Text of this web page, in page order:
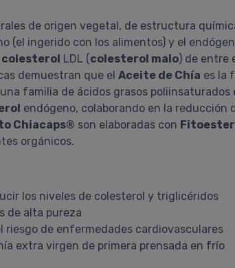
de origen vegetal, de estructura
(el ingerido con los alimentos) y el
colesterol LDL (colesterol malo) de entre
demuestran que el Aceite de Chía es la
familia de ácidos grasos
endógeno, colaborando en la reducción
Chiacaps® son elaboradas con
orgánicos.
los niveles de colesterol y triglicéridos
de alta pureza
riesgo de enfermedades cardiovasculares
extra virgen de primera prensada en frío